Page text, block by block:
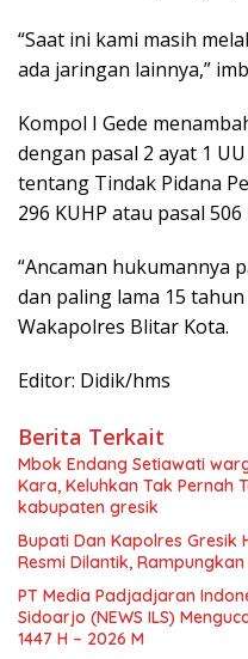
“Saat ini kami masih
ada jaringan lainnya,”
Kompol I Gede
dengan pasal 2 ayat 1
tentang Tindak Pidana
296 KUHP atau pasal 506
“Ancaman hukumannya
dan paling lama 15
Wakapolres Blitar Kota.
Editor: Didik/hms
Berita Terkait
Mbok Endang Setiawati
Kara, Keluhkan Tak Pernah
kabupaten gresik
​Bupati Dan Kapolres Gresik
Resmi Dilantik,
PT Media Padjadjaran
Sidoarjo (NEWS ILS)
1447 H – 2026 M